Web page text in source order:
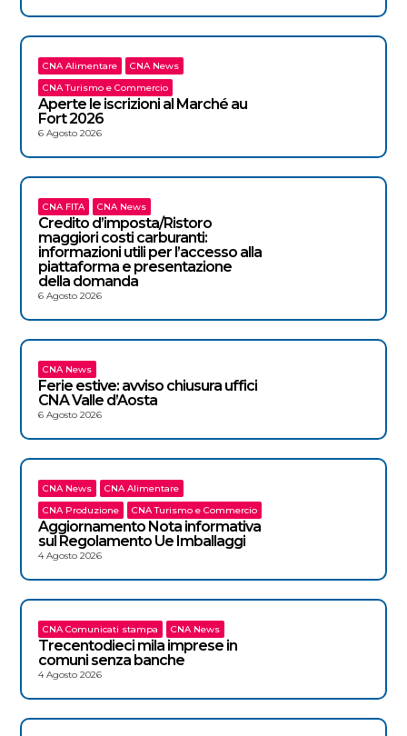
CNA Alimentare
CNA News
CNA Turismo e Commercio
Aperte le iscrizioni al Marché au
Fort 2026
6 Agosto 2026
CNA FITA CNA News
Credito d’imposta/Ristoro
maggiori costi carburanti:
informazioni utili per l’accesso alla
piattaforma e presentazione
della domanda
6 Agosto 2026
CNA News
Ferie estive: avviso chiusura uffici
CNA Valle d’Aosta
6 Agosto 2026
CNA News
CNA Alimentare
CNA Produzione
CNA Turismo e Commercio
Aggiornamento Nota informativa
sul Regolamento Ue Imballaggi
4 Agosto 2026
CNA Comunicati stampa CNA News
Trecentodieci mila imprese in
comuni senza banche
4 Agosto 2026